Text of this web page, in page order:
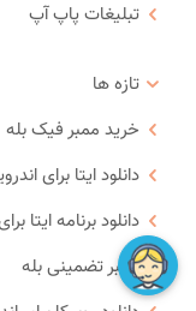
تبلیغات پاپ آپ
تازه ها
خرید ممبر فیک بله
دانلود ایتا برای
دانلود برنامه ایتا
ممبر تضمینی بله